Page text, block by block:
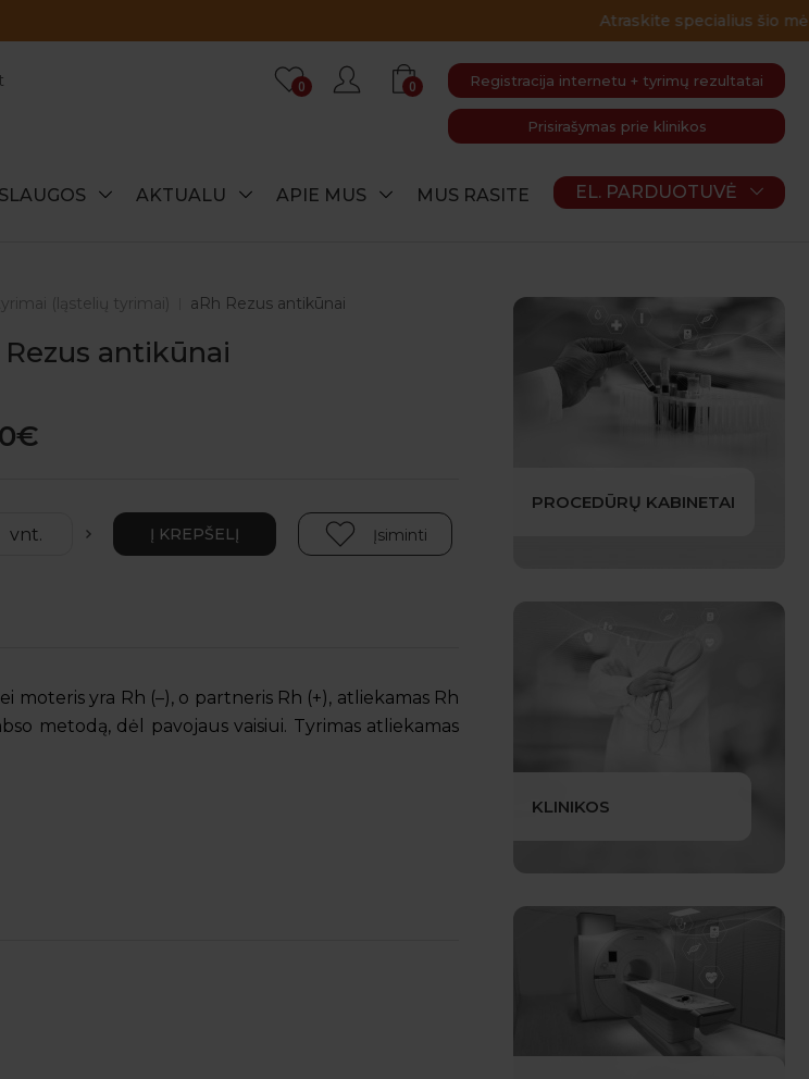
Registracija internetu + tyrimų rezultatai
Prisirašymas prie klinikos
0 0
AKTUALU APIE MUS MUS RASITE EL. PARDUOTUVĖ
(ląstelių tyrimai) aRh Rezus antikūnai
Rezus antikūnai
Įsiminti
moteris yra Rh (–), o partneris Rh (+), atliekamas Rh
metodą, dėl pavojaus vaisiui. Tyrimas atliekamas
PROCEDŪRŲ KABINETAI
KLINIKOS